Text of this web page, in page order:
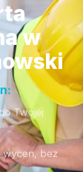
w
Twojej
bez